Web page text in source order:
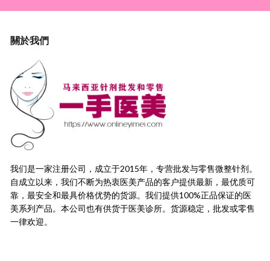
關於我們
我们是一家注册公司，成立于2015年， 专营批发与零售微整针剂。
自成立以来，我们不断为热衷医美产品的客户提供最新， 最优质可
靠，最安全和最具价格优势的货源。 我们提供100%正品保证的医
美系列产品。本公司也有供货于医美诊所。货源稳定， 批发或零售
一律欢迎。